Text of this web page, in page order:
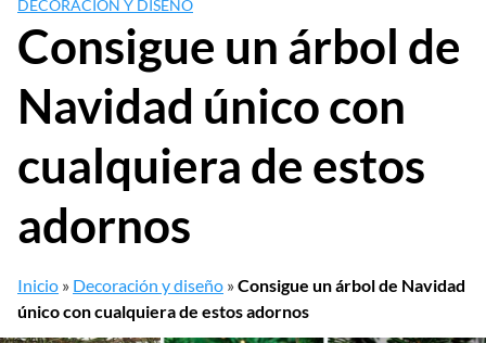
DECORACIÓN Y DISEÑO
Consigue un árbol de
Navidad único con
cualquiera de estos
adornos
Inicio » Decoración y diseño »Consigue un árbol de Navidad
único con cualquiera de estos adornos